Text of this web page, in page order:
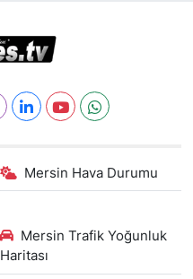
Mersin Hava Durumu
Mersin Trafik Yoğunluk
Haritası